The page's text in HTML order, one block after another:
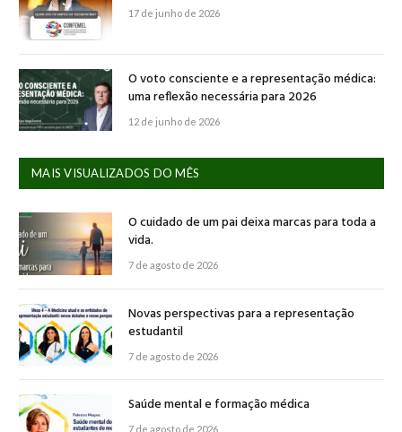
17 de junho de 2026
O voto consciente e a representação médica:
uma reflexão necessária para 2026
12 de junho de 2026
MAIS VISUALIZADOS DO MÊS
O cuidado de um pai deixa marcas para toda a
vida.
7 de agosto de 2026
Novas perspectivas para a representação
estudantil
7 de agosto de 2026
Saúde mental e formação médica
7 de agosto de 2026